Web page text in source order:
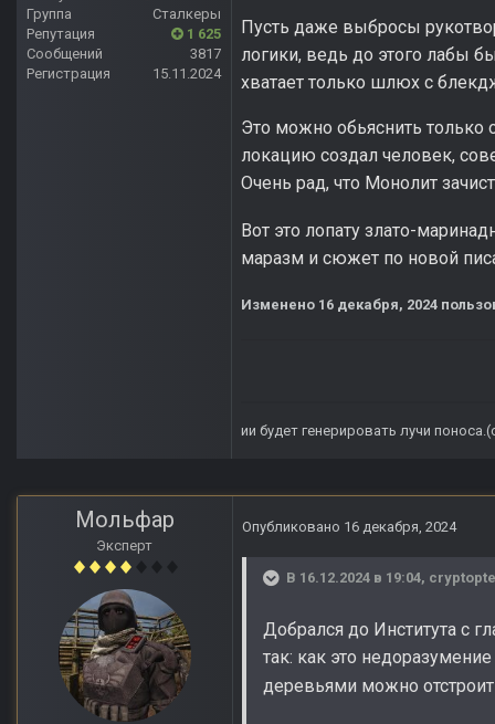
Группа
Сталкеры
Репутация
1 625
Сообщений
3817
Регистрация
15.11.2024
Пусть даже выбросы
логики, ведь до этого лабы
хватает только шлюх с
Это можно обьяснить только
локацию создал человек,
Очень рад, что Монолит
Вот это лопату злато-
маразм и сюжет по новой
Изменено 16 декабря, 2024
ии будет генерировать лучи
Мольфар
Эксперт
Опубликовано 16 декабря, 2024
В 16.12.2024 в 19:04,
Добрался до Института с
так: как это
деревьями можно